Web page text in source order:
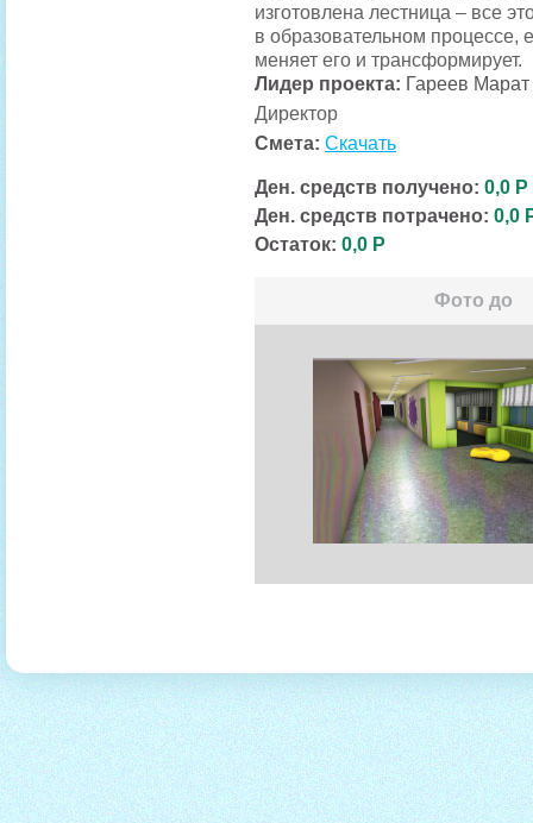
изготовлена лестница – все
в образовательном процессе,
меняет его и трансформирует.
Лидер проекта: Гареев
Директор
Смета: Скачать
Ден. средств получено: 0,0 Р
Ден. средств потрачено: 0,0
Остаток: 0,0 Р
Фото до